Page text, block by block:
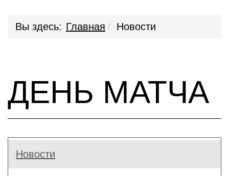
Вы здесь: Главная Новости
ДЕНЬ МАТЧА
Новости